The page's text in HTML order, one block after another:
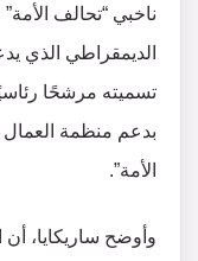
ناخبي “تحالف
الديمقراطي الذي
تسميته مرشحًا
بدعم منظمة
الأمة”.
وأوضح ساريكايا، أن